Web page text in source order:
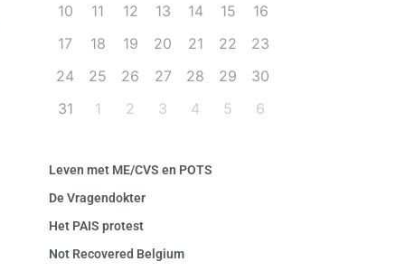
10
11 12 13 14 15
16
17
18 19 20 21 22
23
24
25 26 27 28 29
30
31
1 2 3 4 5 6
Leven met ME/CVS en POTS
De Vragendokter
Het PAIS protest
Not Recovered Belgium